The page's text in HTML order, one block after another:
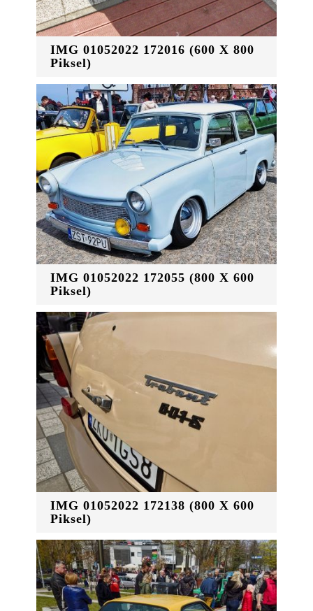
IMG 01052022 172016 (600 X 800
Piksel)
IMG 01052022 172055 (800 X 600
Piksel)
IMG 01052022 172138 (800 X 600
Piksel)